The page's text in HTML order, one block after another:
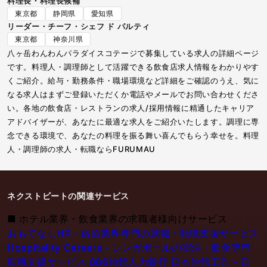
東京都 静岡県 愛知県
リーダー・チーフ・シェフ ド パルティ
東京都 神奈川県
八ヶ岳わんわんパラダイスコテージで募集している求人の詳細ページ
です。料理人・調理師として活躍できる飲食店求人情報をわかりやす
くご紹介。給与・勤務条件・職場環境など詳細をご確認のうえ、気に
なる求人はまずご登録いただくか電話やメールでお問い合わせくださ
い。各地の飲食店・レストランの求人/採用情報に精通したキャリア
アドバイザーが、あなたに最適な求人をご紹介いたします。調理に専
念できる環境で、あなたの料理を振る舞い喜んでもらう幸せを。料理
人・調理師の求人・転職ならFURUMAU
ネクストビートの関連サービス
■ ホテル業界・飲食業界の求職者様向けサービス
おもてなしHR - 宿泊業界専門の就職・転職支援サービス
Hospitality Careers - シンガポールの宿泊・飲食専門
転職支援サービス 886旅館人力銀行 日本旅館工作 - 日